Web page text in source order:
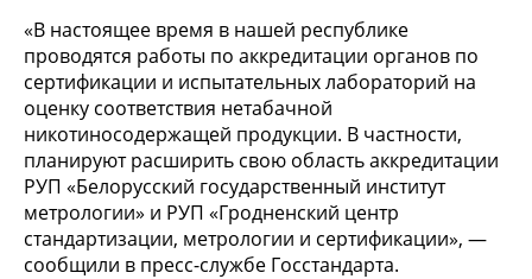
«В настоящее время в нашей республике
проводятся работы по аккредитации органов по
сертификации и испытательных лабораторий на
оценку соответствия нетабачной
никотиносодержащей продукции. В частности,
планируют расширить свою область аккредитации
РУП «Белорусский государственный институт
метрологии» и РУП «Гродненский центр
стандартизации, метрологии и сертификации», —
сообщили в пресс-службе Госстандарта.